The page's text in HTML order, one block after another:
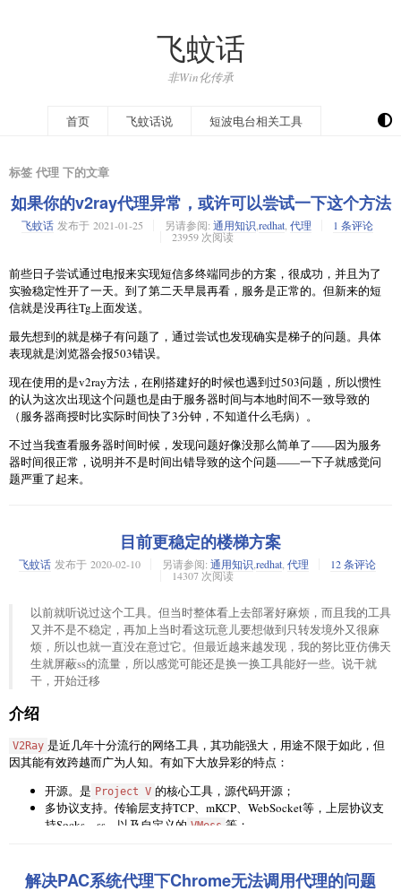
飞蚊话
非Win化传承
首页
飞蚊话说 短波电台相关工具
标签 代理 下的文章
如果你的v2ray代理异常，或许可以尝试一下这个方法
飞蚊话发布于 2021-01-25 另请参阅: 通用知识 redhat, 代理
1 条评论
23959 次阅读
前些日子尝试通过电报来实现短信多终端同步的方案，很成功，并且为了
实验稳定性开了一天。到了第二天早晨再看，服务是正常的。但新来的短
信就是没再往Tg上面发送。
最先想到的就是梯子有问题了，通过尝试也发现确实是梯子的问题。具体
表现就是浏览器会报503错误。
现在使用的是v2ray方法，在刚搭建好的时候也遇到过503问题，所以惯性
的认为这次出现这个问题也是由于服务器时间与本地时间不一致导致的
（服务器商授时比实际时间快了3分钟，不知道什么毛病）。
不过当我查看服务器时间时候，发现问题好像没那么简单了——因为服务
器时间很正常，说明并不是时间出错导致的这个问题——一下子就感觉问
题严重了起来。
认证错误；但是我并没有改过我的config文件( /etc/v2ray/config.json
啊，为什么会失效呢？
上网搜索类似的情况，并没有什么有用的解答。不过在网上冲浪的过程
中，v2ray的github页面提交issue的模板让我想到了一个可能的原因：
我的安卓机应用是play商店自动更新的
我的iOS应用是商店自动更新的
我的Archlinux是及时跟进版本的
我的openSUSE刚刚做了一次dup，所有存在新版本的软件都升级到
和服务端版本不同请注明）。我的客户端全部到了最新而服务端已经很久
没有更新过了。
所以先尝试把服务端更新到了最新，再次尝试。
仍然503.
不过在查看服务状态时，有一行信息引起了我的注意：它提示读取的配置
目前更稳定的楼梯方案
飞蚊话发布于 2020-02-10 另请参阅: 通用知识 redhat, 代理
12 条评论
14307 次阅读
以前就听说过这个工具。但当时整体看上去部署好麻烦，而且我的工具
又并不是不稳定，再加上当时看这玩意儿要想做到只转发境外又很麻
烦，所以也就一直没在意过它。但最近越来越发现，我的努比亚仿佛天
生就屏蔽ss的流量，所以感觉可能还是换一换工具能好一些。说干就
干，开始迁移
介绍
V2Ray 是近几年十分流行的网络工具，其功能强大，用途不限于如此，但
因其能有效跨越而广为人知。有如下大放异彩的特点：
开源。是 Project V 的核心工具，源代码开源；
多协议支持。传输层支持TCP、mKCP、WebSocket等，上层协议支
持Socks、ss、以及自定义的 VMess 等；
卓、iOS两大移动平台有丰富的第三方工具；
解决PAC系统代理下Chrome无法调用代理的问题